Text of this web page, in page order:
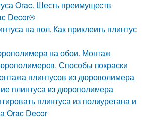
Orac. Шесть преимуществ
Decor®
на пол. Как приклеить плинтус
на обои. Монтаж
Способы покраски
плинтусов из дюрополимера
плинтуса из дюрополимера
плинтуса из полиуретана и
Orac Decor